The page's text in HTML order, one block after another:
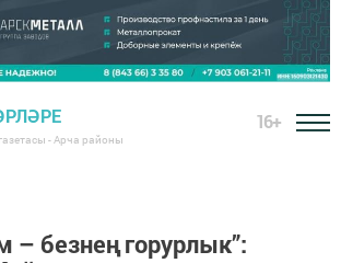
- Арча районы
16+
– безнең горурлык”: